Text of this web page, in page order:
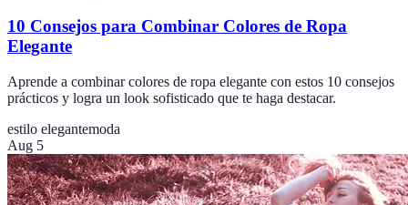
10 Consejos para Combinar Colores de Ropa
Elegante
Aprende a combinar colores de ropa elegante con estos 10 consejos
prácticos y logra un look sofisticado que te haga destacar.
estilo elegantemoda
Aug 5